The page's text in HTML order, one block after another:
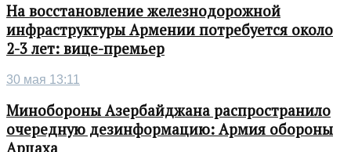
На восстановление железнодорожной
инфраструктуры Армении потребуется около
2-3 лет: вице-премьер
30 мая 13:11
Минобороны Азербайджана распространило
очередную дезинформацию: Армия обороны